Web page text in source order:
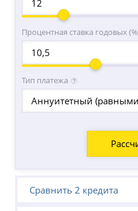
Процентная ставка годовых
Тип платежа
Аннуитетный
Сравнить 2 кредита